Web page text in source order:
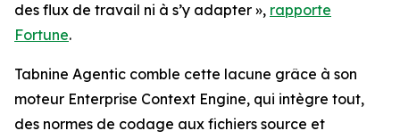
des flux de travail ni à s’y adapter », rapporte
Fortune.
Tabnine Agentic comble cette lacune grâce à son
moteur Enterprise Context Engine, qui intègre tout,
des normes de codage aux fichiers source et